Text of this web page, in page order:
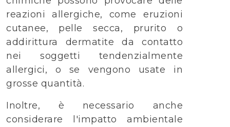
reazioni allergiche, come eruzioni
cutanee, pelle secca, prurito o
addirittura dermatite da contatto
nei soggetti tendenzialmente
allergici, o se vengono usate in
grosse quantità.
Inoltre, è necessario anche
considerare l'impatto ambientale